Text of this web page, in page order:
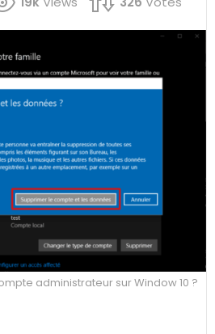
administrateur sur Window 10 ?